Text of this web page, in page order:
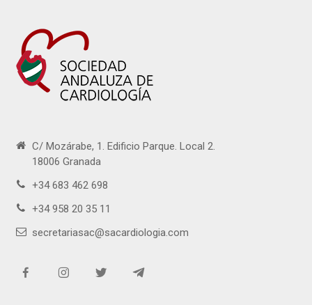
C/ Mozárabe, 1. Edificio Parque. Local 2.
18006 Granada
+34 683 462 698
+34 958 20 35 11
secretariasac@sacardiologia.com